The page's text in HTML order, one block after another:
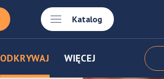
Katalog
ODKRYWAJ WIĘCEJ